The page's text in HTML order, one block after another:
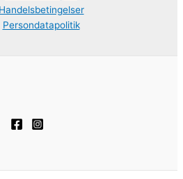
Handelsbetingelser
Persondatapolitik